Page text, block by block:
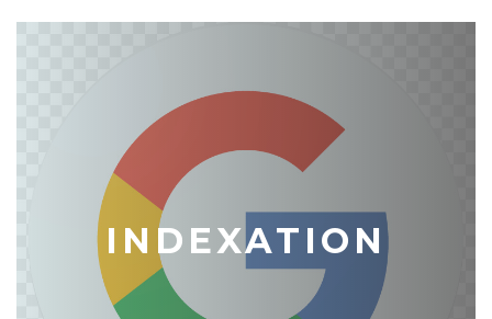
INDEXATION